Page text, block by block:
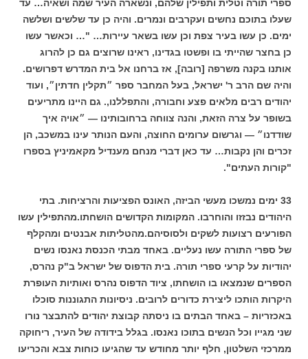
ספרי תורה וטלית ותפילין שלהם, ונשארה העיר שמה ושאיה… עד
שעלו בתוכם נחשים ועקרבים ונמרים. והיה כן עד שלשים ושלשה
ימים. כן עשו בעיר צפת וכן עשו בשאר עיירות… "… וכאשר עשו
כן בחצר שהייתי בו ופשטו בגדינו, ראינו שרוצים גם כן להרוג
אותנו בקנה משרפה [רובה], אז ברחנו אל בית המדרש דפרושים.
והיה שם הרב ר' ישראל, בעל המחבר ספר ״תקלין חדתין״, ועוד
יהודים רבים מלאים פצע וחבורה, והתפללנו,. גם היינו מתריעים
בשופר על צרה הזאת, והנה צווחה ברחובותינו — ״אויה איך
שודדנו״ — וגרשום ערומים החוצה, והעם הנותר עינו במשכב, הן
זכרים והן נקבות… עד כאן דברי מנחם מענדיל מקאמיניץ בספרו
"קורות העתים".
33 ימים נמשכו מעשי הביזה, האונס הפציעות והרציחות. בתי
היהודים נבזזו והוחרבו. המקומות הקדושים הושחתו.מהתפילין עשו
הפורעים רצועות לשקים ולסוסיהם.מהטליתות אבנטים ומהקלף
של ספרי התורה עשו נעליים. באחד מבתי הכנסת נאנסו נשים
יהודיות על קרעי ספרי תורה. בית הדפוס של ישראל ב"ק נהרס,
הספרים שנמצאו בו הושחתו, ציוד הדפוס נהרס ואותיות העופרת
היקרות הותכו ליצירת כדורים לרובים. ניסיונות התגוננות סוכלו
באכזריות – באחד הבתים בו ניסתה קבוצת יהודים להתבצר נורו
שני מגייו וכל הנשים בתוכו נאנסו. בגלל בידודה של העיר, ריחוקה
ממרכזי השלטון, חלף יותר מחודש עד שהגיעו כוחות צבא והכריעו